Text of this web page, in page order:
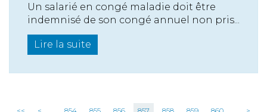
Un salarié en congé maladie doit être
indemnisé de son congé annuel non pris...
Lire la suite